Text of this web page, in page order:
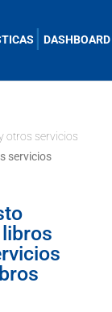
DASHBOARD
otros servicios
servicios